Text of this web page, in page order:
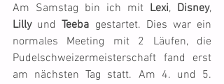
Am Samstag bin ich mit Lexi, Disney
Lilly und Teeba gestartet. Dies war ein
normales Meeting mit 2 Läufen, die
Pudelschweizermeisterschaft fand erst
am nächsten Tag statt. Am 4. und 5.